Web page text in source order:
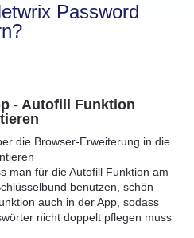
Password
- Autofill Funktion
die Browser-Erweiterung in die
man für die Autofill Funktion am
benutzen, schön
auch in der App, sodass
nicht doppelt pflegen muss